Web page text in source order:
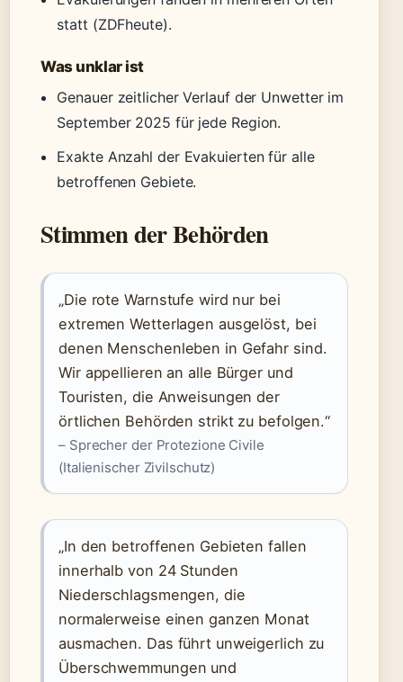
statt (ZDFheute).
Was unklar ist
Genauer zeitlicher Verlauf der Unwetter im
September 2025 für jede Region.
Exakte Anzahl der Evakuierten für alle
betroffenen Gebiete.
Stimmen der Behörden
„Die rote Warnstufe wird nur bei
extremen Wetterlagen ausgelöst, bei
denen Menschenleben in Gefahr sind.
Wir appellieren an alle Bürger und
Touristen, die Anweisungen der
örtlichen Behörden strikt zu befolgen.“
– Sprecher der Protezione Civile
(Italienischer Zivilschutz)
„In den betroffenen Gebieten fallen
innerhalb von 24 Stunden
Niederschlagsmengen, die
normalerweise einen ganzen Monat
ausmachen. Das führt unweigerlich zu
Überschwemmungen und